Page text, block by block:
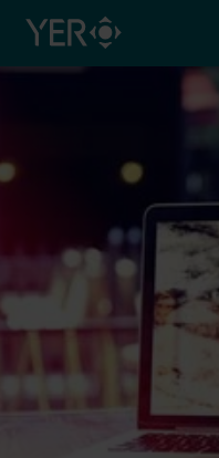
Typ auswählen